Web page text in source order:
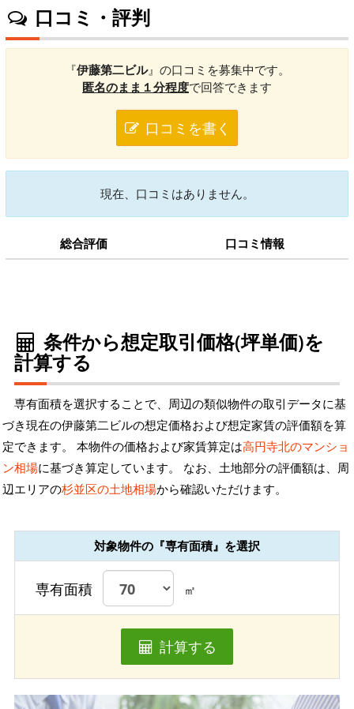
口コミ・評判
『伊藤第二ビル』の口コミを募集中です。
匿名のまま１分程度で回答できます
口コミを書く
現在、口コミはありません。
総合評価 口コミ情報
条件から想定取引価格(坪単価)を
計算する
専有面積を選択することで、周辺の類似物件の取引データに基
づき現在の伊藤第二ビルの想定価格および想定家賃の評価額を算
定できます。 本物件の価格および家賃算定は高円寺北のマンショ
ン相場に基づき算定しています。 なお、土地部分の評価額は、周
辺エリアの杉並区の土地相場から確認いただけます。
対象物件の『専有面積』を選択
専有面積 ㎡
計算する